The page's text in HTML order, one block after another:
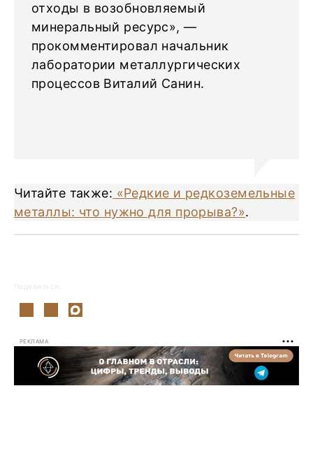
отходы в возобновляемый
минеральный ресурс», —
прокомментировал начальник
лаборатории металлургических
процессов Виталий Санин.
Читайте также: «Редкие и редкоземельные
металлы: что нужно для прорыва?».
Поделиться:
РЕКЛАМА